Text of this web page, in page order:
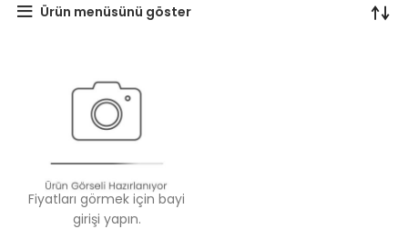
Ürün menüsünü göster
Fiyatları görmek için bayi
girişi yapın.